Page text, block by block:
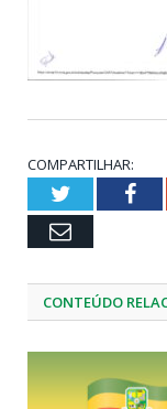
COMPARTILHAR:
Twitter
Email
CONTEÚDO